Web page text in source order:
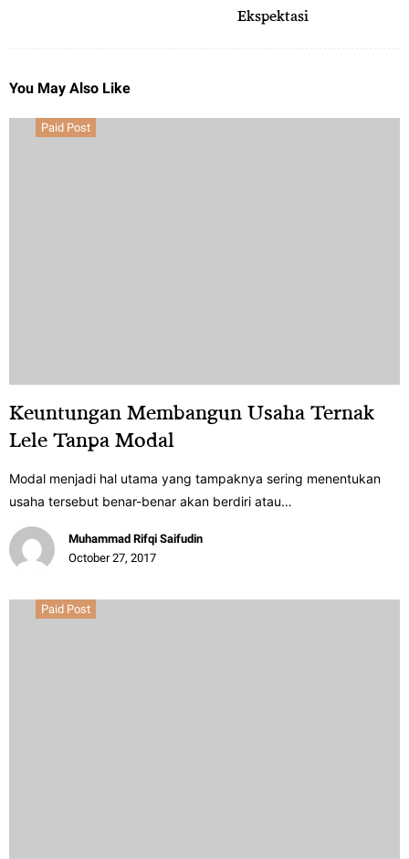
Ekspektasi
You May Also Like
Paid Post
Keuntungan Membangun Usaha Ternak
Lele Tanpa Modal
Modal menjadi hal utama yang tampaknya sering menentukan
usaha tersebut benar-benar akan berdiri atau…
Muhammad Rifqi Saifudin
October 27, 2017
Paid Post